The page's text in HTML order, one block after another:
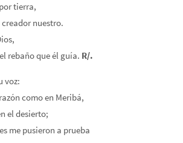
tierra,
nuestro.
rebaño que él guía. R/.
voz:
como en Meribá,
el desierto;
me pusieron a prueba